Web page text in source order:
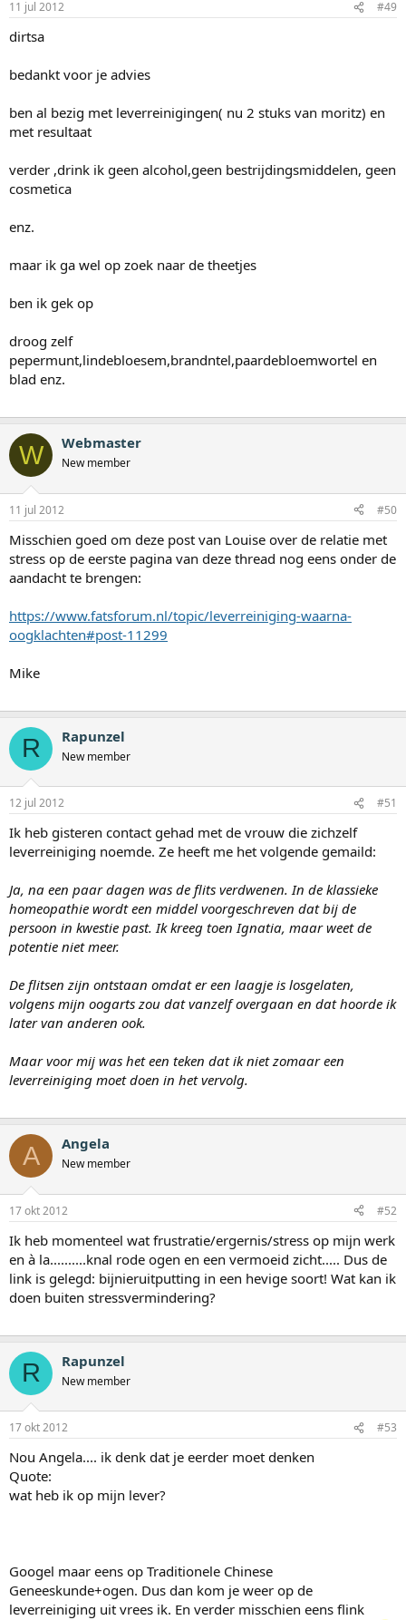
11 jul 2012 #49
dirtsa
bedankt voor je advies
ben al bezig met leverreinigingen( nu 2 stuks van moritz) en
met resultaat
verder ,drink ik geen alcohol,geen bestrijdingsmiddelen, geen
cosmetica
enz.
maar ik ga wel op zoek naar de theetjes
ben ik gek op
droog zelf
pepermunt,lindebloesem,brandntel,paardebloemwortel en
blad enz.
W Webmaster
New member
11 jul 2012 #50
Misschien goed om deze post van Louise over de relatie met
stress op de eerste pagina van deze thread nog eens onder de
aandacht te brengen:
https://www.fatsforum.nl/topic/leverreiniging-waarna-
oogklachten#post-11299
Mike
R Rapunzel
New member
12 jul 2012 #51
Ik heb gisteren contact gehad met de vrouw die zichzelf
leverreiniging noemde. Ze heeft me het volgende gemaild:
Ja, na een paar dagen was de flits verdwenen. In de klassieke
homeopathie wordt een middel voorgeschreven dat bij de
persoon in kwestie past. Ik kreeg toen Ignatia, maar weet de
potentie niet meer.
De flitsen zijn ontstaan omdat er een laagje is losgelaten,
volgens mijn oogarts zou dat vanzelf overgaan en dat hoorde ik
later van anderen ook.
Maar voor mij was het een teken dat ik niet zomaar een
leverreiniging moet doen in het vervolg.
A Angela
New member
17 okt 2012 #52
Ik heb momenteel wat frustratie/ergernis/stress op mijn werk
en à la..........knal rode ogen en een vermoeid zicht..... Dus de
link is gelegd: bijnieruitputting in een hevige soort! Wat kan ik
doen buiten stressvermindering?
R Rapunzel
New member
17 okt 2012 #53
Nou Angela.... ik denk dat je eerder moet denken
Quote:
wat heb ik op mijn lever?
Googel maar eens op Traditionele Chinese
Geneeskunde+ogen. Dus dan kom je weer op de
leverreiniging uit vrees ik. En verder misschien eens flink